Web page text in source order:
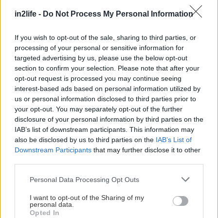
in2life - Do Not Process My Personal Information
If you wish to opt-out of the sale, sharing to third parties, or
processing of your personal or sensitive information for
targeted advertising by us, please use the below opt-out
section to confirm your selection. Please note that after your
opt-out request is processed you may continue seeing
interest-based ads based on personal information utilized by
us or personal information disclosed to third parties prior to
your opt-out. You may separately opt-out of the further
disclosure of your personal information by third parties on the
IAB’s list of downstream participants. This information may
also be disclosed by us to third parties on the IAB’s List of
Downstream Participants that may further disclose it to other
Please note that this website/app uses one or more Google
not limited to your visit or usage behaviour. You may click to
grant or deny consent to Google and its third-party tags to
Personal Data Processing Opt Outs
I want to opt-out of the Sharing of my
personal data.
Opted In
Η νύχτα έχει μόλις αρχίσει να απλώνεται πάνω
από την πόλη κι εσύ ολοκληρώνεις έναν ήρεμο
περίπατο στα δρομάκια του Ζαππείου. Από τη μία
πλευρά υψώνεται το επιβλητικό Καλλιμάρμαρο,
ενώ από την άλλη ξεδιπλώνεται το ζωντανό
κέντρο της Αθήνας, που σε οδηγεί μέχρι την
ιστορική Παναγία Καπνικαρέα, τον βυζαντινό ναό
που στέκει αγέρωχος στην καρδιά της πόλης εδώ
και σχεδόν μία χιλιετία.
Η πιο σύντομη διαδρομή είναι φυσικά η Ερμού, ο
πιο πολυσύχναστος πεζόδρομος της Αθήνας. Αν